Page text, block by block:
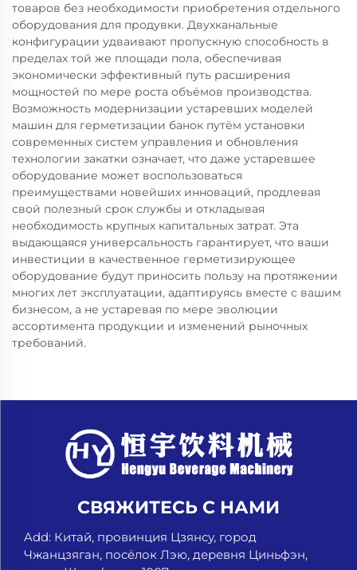
товаров без необходимости приобретения отдельного
оборудования для продувки. Двухканальные
конфигурации удваивают пропускную способность в
пределах той же площади пола, обеспечивая
экономически эффективный путь расширения
мощностей по мере роста объёмов производства.
Возможность модернизации устаревших моделей
машин для герметизации банок путём установки
современных систем управления и обновления
технологии закатки означает, что даже устаревшее
оборудование может воспользоваться
преимуществами новейших инноваций, продлевая
свой полезный срок службы и откладывая
необходимость крупных капитальных затрат. Эта
выдающаяся универсальность гарантирует, что ваши
инвестиции в качественное герметизирующее
оборудование будут приносить пользу на протяжении
многих лет эксплуатации, адаптируясь вместе с вашим
бизнесом, а не устаревая по мере эволюции
ассортимента продукции и изменений рыночных
требований.
СВЯЖИТЕСЬ С НАМИ
Add: Китай, провинция Цзянсу, город
Чжанцзяган, посёлок Лэю, деревня Циньфэн,